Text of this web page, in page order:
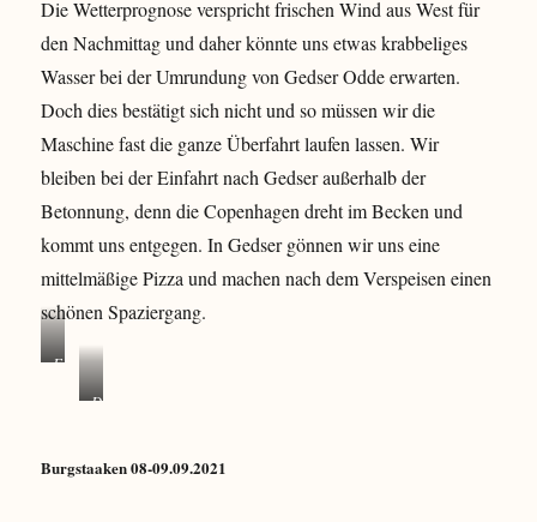
Die Wetterprognose verspricht frischen Wind aus West für
den Nachmittag und daher könnte uns etwas krabbeliges
Wasser bei der Umrundung von Gedser Odde erwarten.
Doch dies bestätigt sich nicht und so müssen wir die
Maschine fast die ganze Überfahrt laufen lassen. Wir
bleiben bei der Einfahrt nach Gedser außerhalb der
Betonnung, denn die Copenhagen dreht im Becken und
kommt uns entgegen. In Gedser gönnen wir uns eine
mittelmäßige Pizza und machen nach dem Verspeisen einen
schönen Spaziergang.
E
D
C
Burgstaaken 08-09.09.2021